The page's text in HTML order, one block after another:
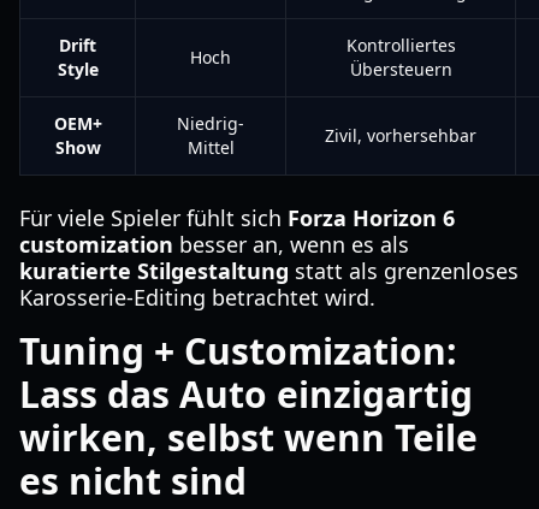
Drift
Style
Hoch
Kontrolliertes
Übersteuern
OEM+
Show
Niedrig-
Mittel
Zivil, vorhersehbar
Für viele Spieler fühlt sich Forza Horizon 6
customization besser an, wenn es als
kuratierte Stilgestaltung statt als grenzenloses
Karosserie-Editing betrachtet wird.
Tuning + Customization:
Lass das Auto einzigartig
wirken, selbst wenn Teile
es nicht sind